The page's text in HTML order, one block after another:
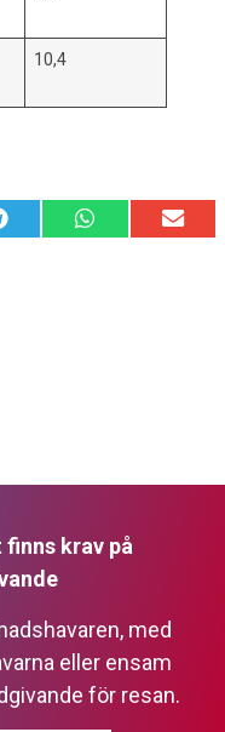
10,4
finns krav på
med
eller ensam
för resan.